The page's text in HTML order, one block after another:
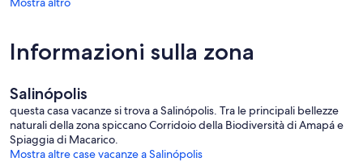
Informazioni sulla zona
Salinópolis
questa casa vacanze si trova a Salinópolis. Tra le principali bellezze
naturali della zona spiccano Corridoio della Biodiversità di Amapá e
Spiaggia di Macarico.
Mostra altre case vacanze a Salinópolis